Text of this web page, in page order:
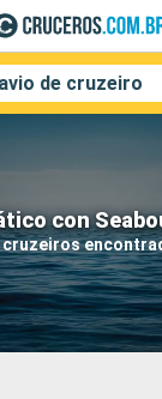
con
cruzeiros
de cruzeiro